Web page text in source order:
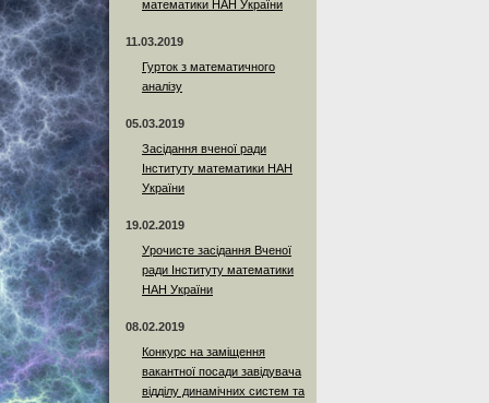
математики НАН України
11.03.2019
Гурток з математичного
аналізу
05.03.2019
Засідання вченої ради
Інституту математики НАН
України
19.02.2019
Урочисте засідання Вченої
ради Інституту математики
НАН України
08.02.2019
Конкурс на заміщення
вакантної посади завідувача
відділу динамічних систем та